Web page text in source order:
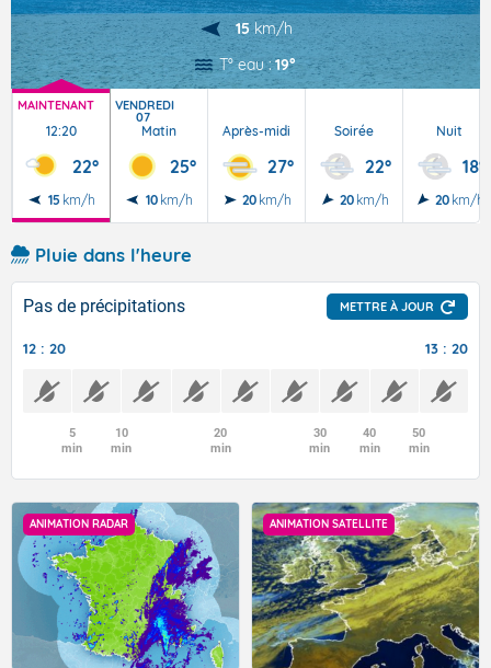
15 km/h
T° eau :19°
MAINTENANT
12:20
22°
15 km/h
VENDREDI
07
Matin
25°
10 km/h
Après-midi
27°
20 km/h
Soirée
22°
20 km/h
Nuit
18°
20 km/h
Pluie dans l'heure
Pas de précipitations METTRE À JOUR
12 : 20 13 : 20
5
min
10
min
20
min
30
min
40
min
50
min
ANIMATION RADAR ANIMATION SATELLITE